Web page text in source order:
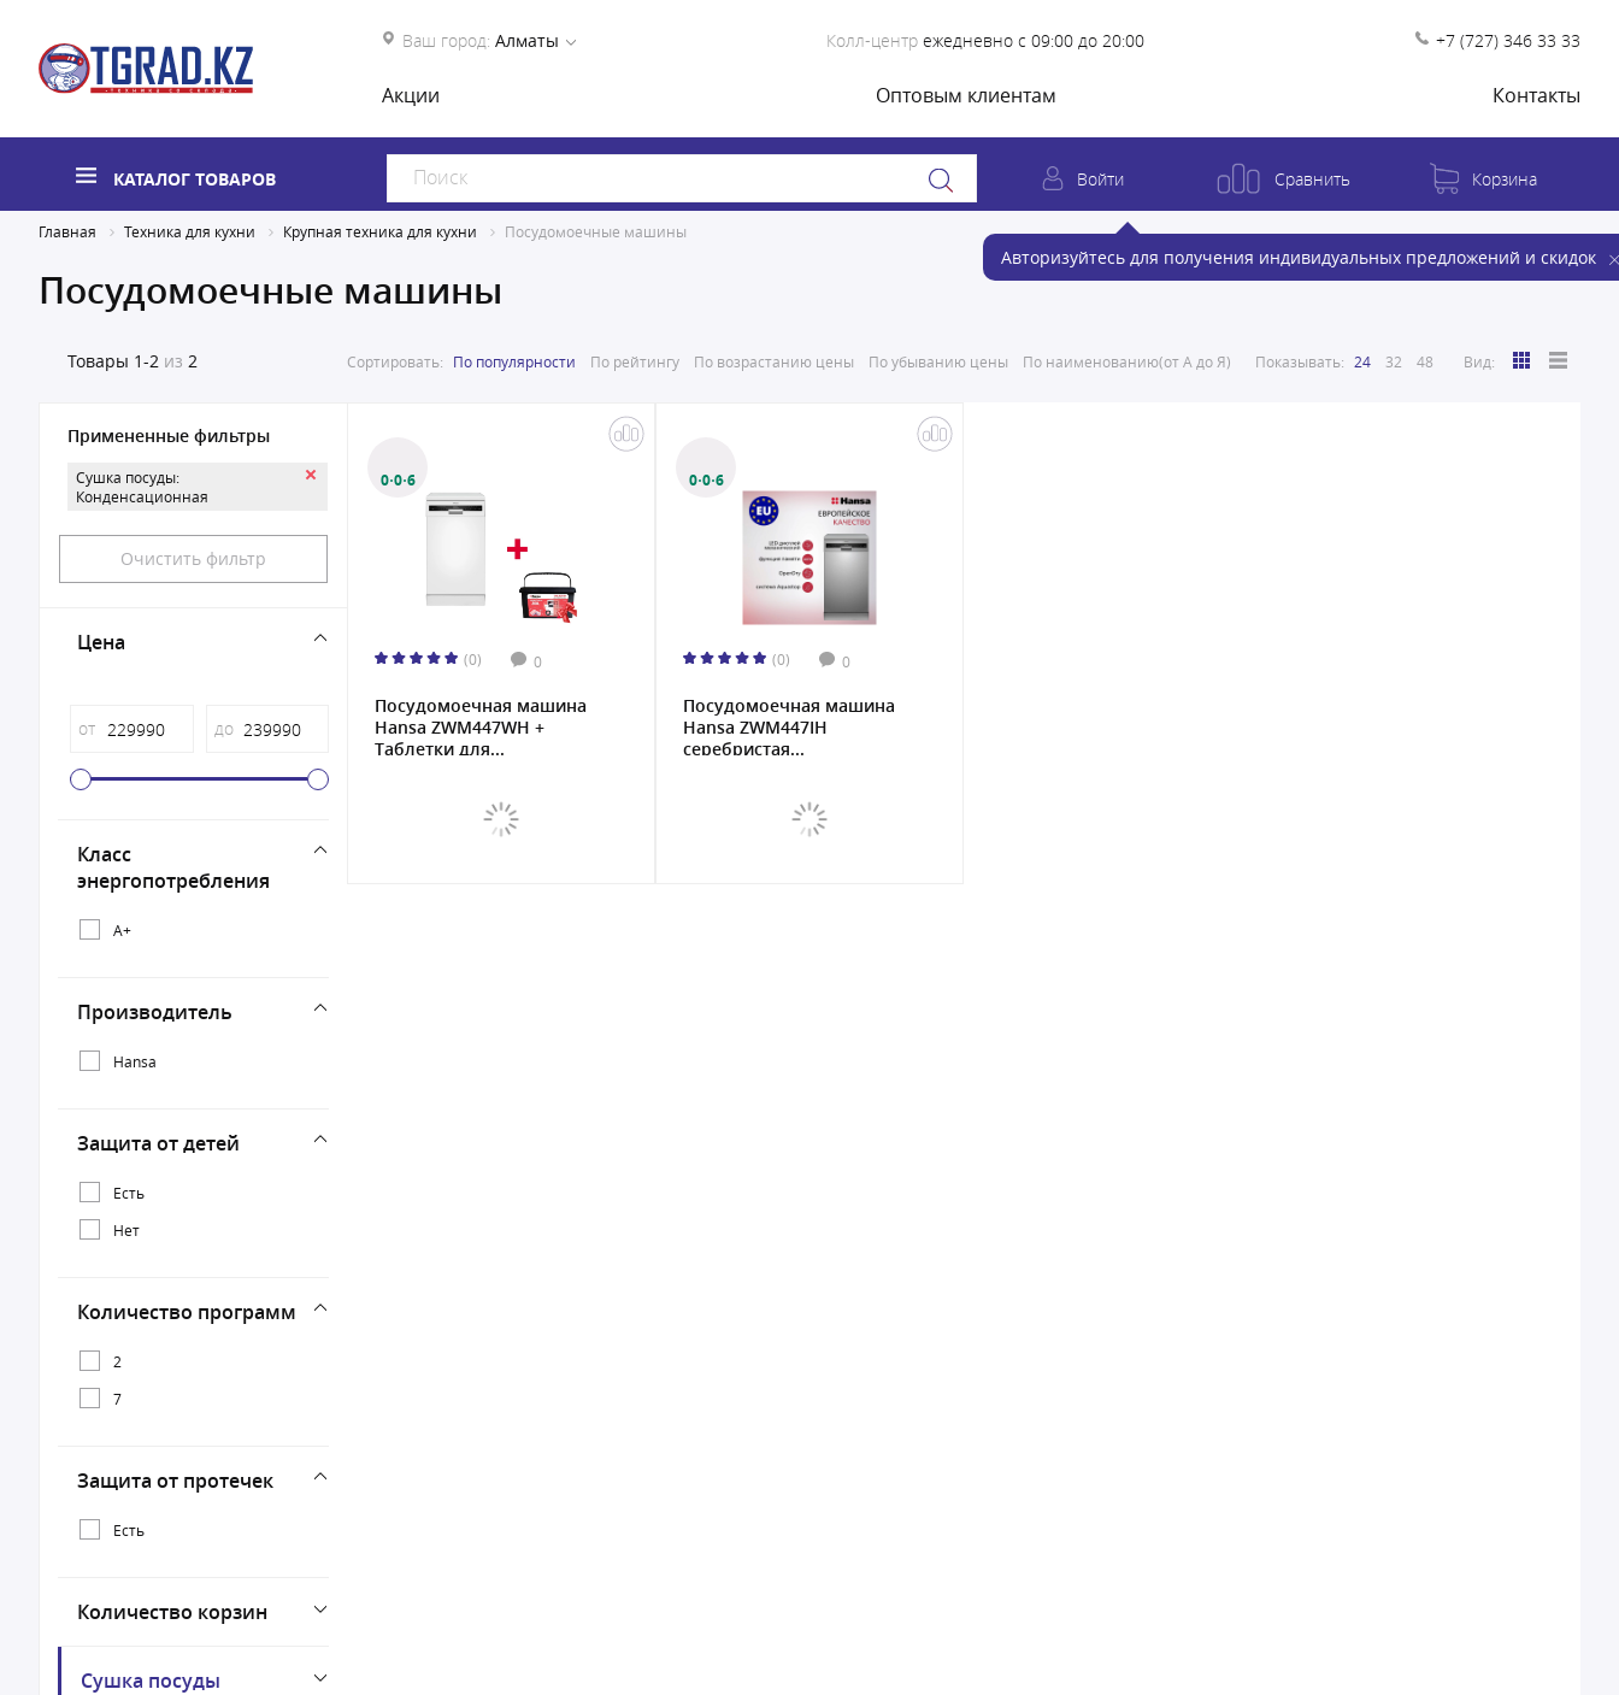
Ваш город: Алматы Колл-центр ежедневно с 09:00 до 20:00 +7 (727) 346 33 33
Акции Оптовым клиентам Контакты
КАТАЛОГ ТОВАРОВ Войти
Авторизуйтесь для получения индивидуальных предложений и скидок
Сравнить Корзина
Главная Техника для кухни Крупная техника для кухни Посудомоечные машины
Посудомоечные машины
Товары 1-2 из 2 Сортировать: По популярности По рейтингу По возрастанию цены По убыванию цены По наименованию(от А до Я) Показывать: 24 32 48 Вид:
Примененные фильтры
Сушка посуды:
Конденсационная
Очистить фильтр
Цена
от до
Класс
энергопотребления
A+
Производитель
Hansa
Защита от детей
Есть
Нет
Количество программ
2
7
Защита от протечек
Есть
Количество корзин
Сушка посуды
0·0·6
(0) 0
Посудомоечная машина
Hansa ZWM447WH +
Таблетки для...
0·0·6
(0) 0
Посудомоечная машина
Hansa ZWM447IH
серебристая...